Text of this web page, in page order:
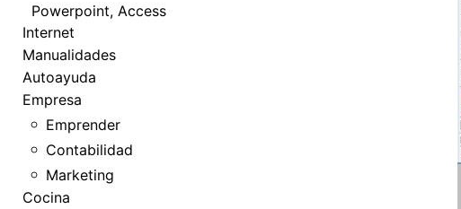
Powerpoint, Access
Internet
Manualidades
Autoayuda
Empresa
Emprender
Contabilidad
Marketing
Cocina